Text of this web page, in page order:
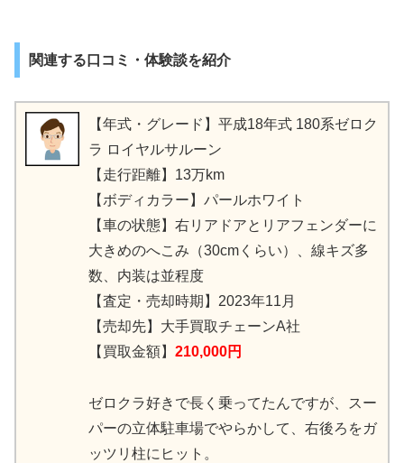
関連する口コミ・体験談を紹介
【年式・グレード】平成18年式 180系ゼロク
ラ ロイヤルサルーン
【走行距離】13万km
【ボディカラー】パールホワイト
【車の状態】右リアドアとリアフェンダーに
大きめのへこみ（30cmくらい）、線キズ多
数、内装は並程度
【査定・売却時期】2023年11月
【売却先】大手買取チェーンA社
【買取金額】 210,000円
ゼロクラ好きで長く乗ってたんですが、スー
パーの立体駐車場でやらかして、右後ろをガ
ッツリ柱にヒット。